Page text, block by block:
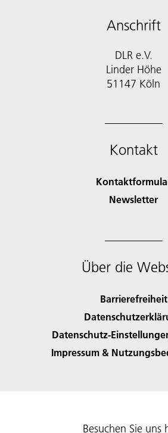
Anschrift
DLR e.V.
Linder Höhe
51147 Köln
Kontakt
Newsletter
Über die
Barrierefreiheit
Datenschutz-
Impressum &
Besuchen Sie uns